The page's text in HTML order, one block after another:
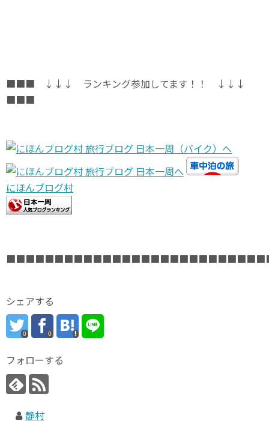
■■■ ↓↓↓ ランキング参加してます！！ ↓↓↓
■■■
にほんブログ村
シェアする
0 0
フォローする
静村